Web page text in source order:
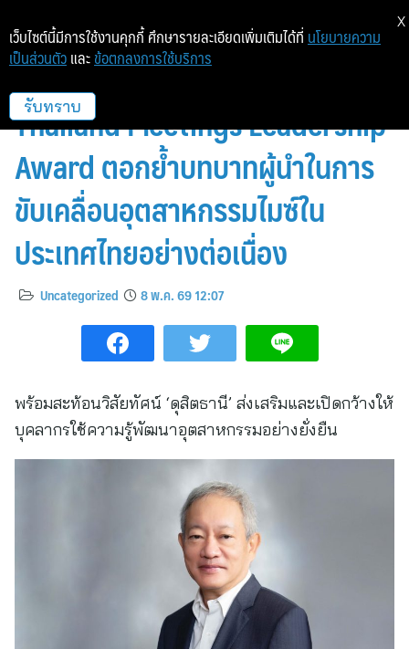
ผู้บริหารกลุ่มดุสิตธานี คว้ารางวัล
Thailand Meetings Leadership
Award ตอกย้ำบทบาทผู้นำในการ
ขับเคลื่อนอุตสาหกรรมไมซ์ใน
ประเทศไทยอย่างต่อเนื่อง
Uncategorized 8 พ.ค. 69 12:07
พร้อมสะท้อนวิสัยทัศน์ ‘ดุสิตธานี’ ส่งเสริมและเปิดกว้างให้
บุคลากรใช้ความรู้พัฒนาอุตสาหกรรมอย่างยั่งยืน
เว็บไซต์นี้มีการใช้งานคุกกี้ ศึกษารายละเอียดเพิ่มเติมได้ที่ นโยบายความ
เป็นส่วนตัว และ ข้อตกลงการใช้บริการ
รับทราบ
X